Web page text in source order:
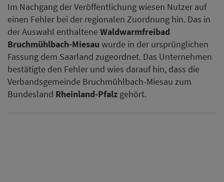
Im Nachgang der Veröffentlichung wiesen Nutzer auf
einen Fehler bei der regionalen Zuordnung hin. Das in
der Auswahl enthaltene Waldwarmfreibad
Bruchmühlbach-Miesau wurde in der ursprünglichen
Fassung dem Saarland zugeordnet. Das Unternehmen
bestätigte den Fehler und wies darauf hin, dass die
Verbandsgemeinde Bruchmühlbach-Miesau zum
Bundesland Rheinland-Pfalz gehört.